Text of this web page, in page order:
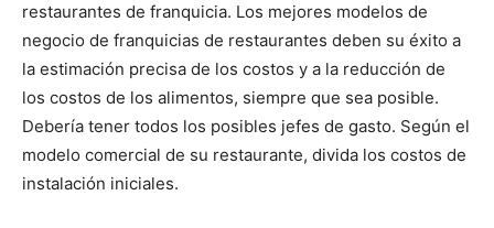
restaurantes de franquicia. Los mejores modelos de
negocio de franquicias de restaurantes deben su éxito a
la estimación precisa de los costos y a la reducción de
los costos de los alimentos, siempre que sea posible.
Debería tener todos los posibles jefes de gasto. Según el
modelo comercial de su restaurante, divida los costos de
instalación iniciales.